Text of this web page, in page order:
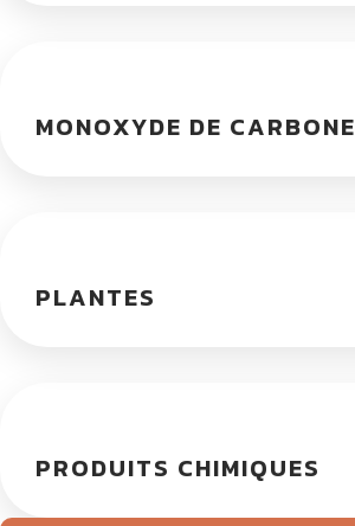
MONOXYDE DE CARBONE
PLANTES
PRODUITS CHIMIQUES